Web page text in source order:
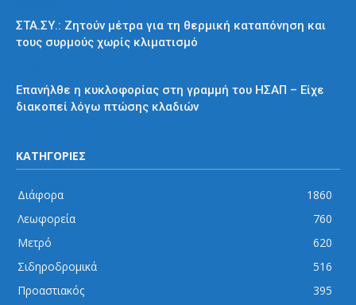
ΣΤΑ.ΣΥ.: Ζητούν μέτρα για τη θερμική καταπόνηση και
τους συρμούς χωρίς κλιματισμό
Επανήλθε η κυκλοφορίας στη γραμμή του ΗΣΑΠ – Είχε
διακοπεί λόγω πτώσης κλαδιών
ΚΑΤΗΓΟΡΙΕΣ
Διάφορα
1860
Λεωφορεία
760
Μετρό
620
Σιδηροδρομικά
516
Προαστιακός
395